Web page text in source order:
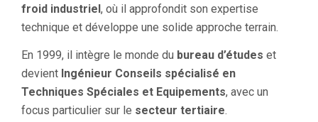
froid industriel, où il approfondit son expertise
technique et développe une solide approche terrain.
En 1999, il intègre le monde du bureau d’études et
devient Ingénieur Conseils spécialisé en
Techniques Spéciales et Equipements, avec un
focus particulier sur le secteur tertiaire.